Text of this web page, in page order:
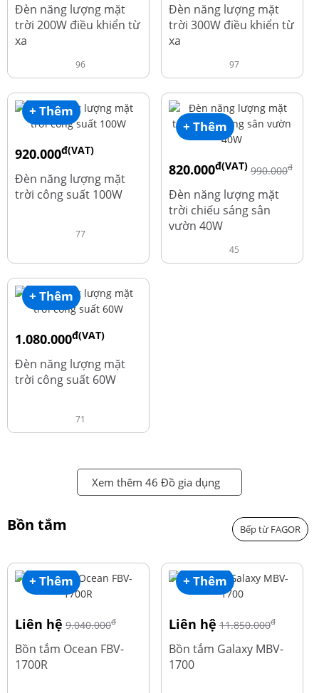
Đèn năng lượng mặt
trời 200W điều khiển từ
xa
96
Đèn năng lượng mặt
trời 300W điều khiển từ
xa
97
+ Thêm
920.000đ(VAT)
Đèn năng lượng mặt
trời công suất 100W
77
+ Thêm
820.000đ(VAT) 990.000đ
Đèn năng lượng mặt
trời chiếu sáng sân
vườn 40W
45
+ Thêm
1.080.000đ(VAT)
Đèn năng lượng mặt
trời công suất 60W
71
Xem thêm 46 Đồ gia dụng
Bồn tắm Bếp từ FAGOR
+ Thêm
Liên hệ 9.040.000đ
Bồn tắm Ocean FBV-
1700R
+ Thêm
Liên hệ 11.850.000đ
Bồn tắm Galaxy MBV-
1700